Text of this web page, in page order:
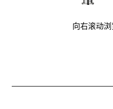
向右滚动